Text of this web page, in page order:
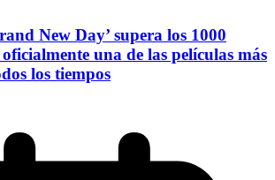
New Day’ supera los 1000
una de las películas más
los tiempos